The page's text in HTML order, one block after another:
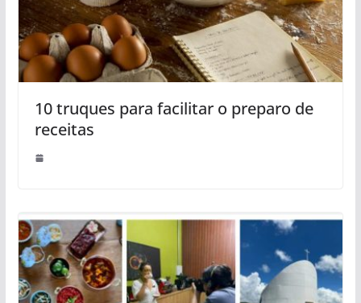
10 truques para facilitar o preparo de
receitas